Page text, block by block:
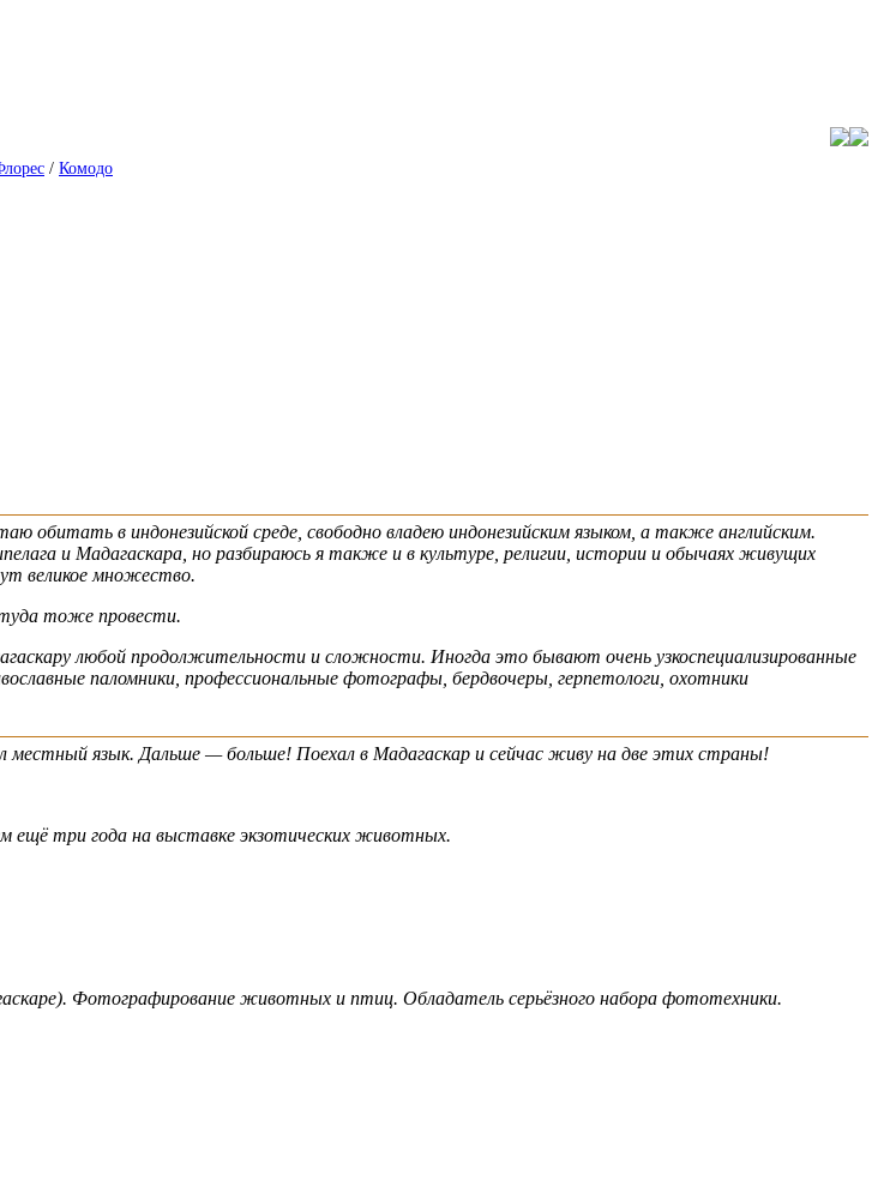
/ Комодо
обитать в индонезийской среде, свободно владею индонезийским языком, а также английским.
и Мадагаскара, но разбираюсь я также и в культуре, религии, истории и обычаях живущих
великое множество.
туда тоже провести.
любой продолжительности и сложности. Иногда это бывают очень узкоспециализированные
паломники, профессиональные фотографы, бердвочеры, герпетологи, охотники
местный язык. Дальше — больше! Поехал в Мадагаскар и сейчас живу на две этих страны!
ещё три года на выставке экзотических животных.
Фотографирование животных и птиц. Обладатель серьёзного набора фототехники.